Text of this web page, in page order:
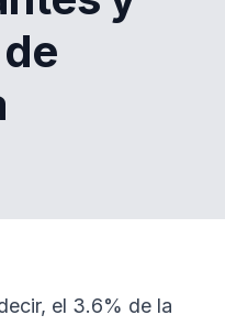
el 3.6% de la